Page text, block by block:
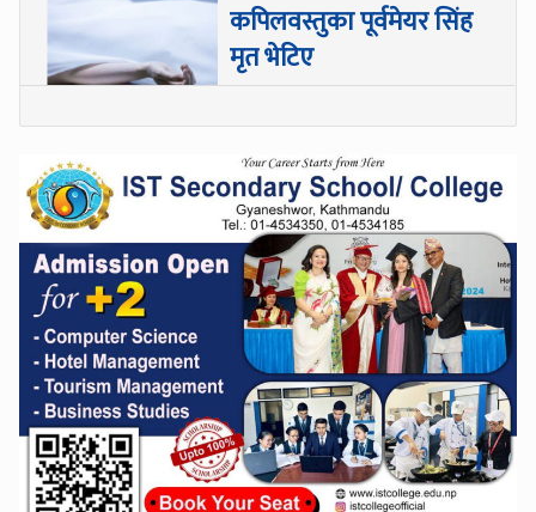
कपिलवस्तुका पूर्वमेयर सिंह
मृत भेटिए